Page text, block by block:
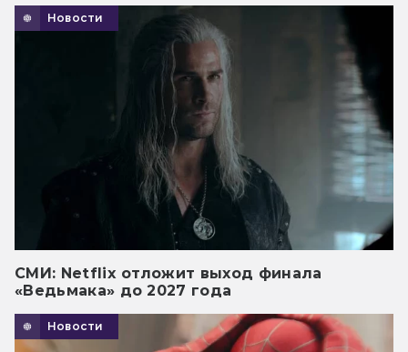
Новости
СМИ: Netflix отложит выход финала
«Ведьмака» до 2027 года
Новости